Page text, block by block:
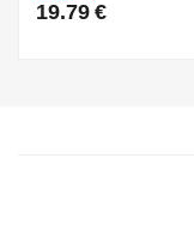
19.79 €